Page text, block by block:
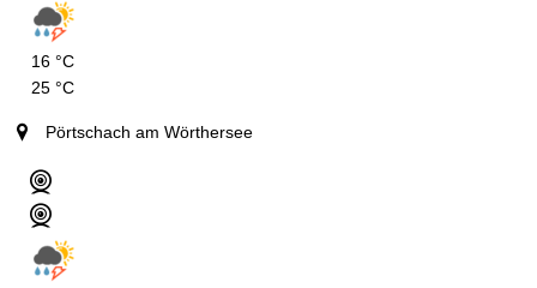
16 °C
25 °C
Pörtschach am Wörthersee